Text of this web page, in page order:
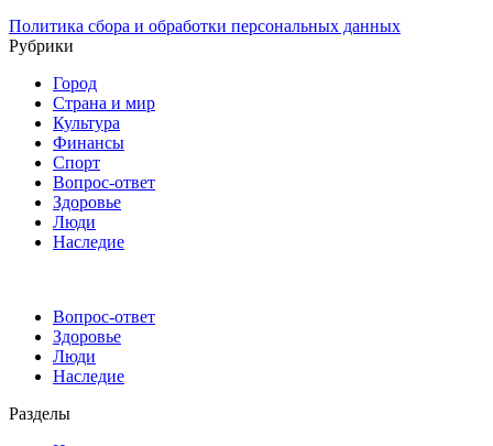
Политика сбора и обработки персональных данных
Рубрики
Город
Страна и мир
Культура
Финансы
Спорт
Вопрос-ответ
Здоровье
Люди
Наследие
Вопрос-ответ
Здоровье
Люди
Наследие
Разделы